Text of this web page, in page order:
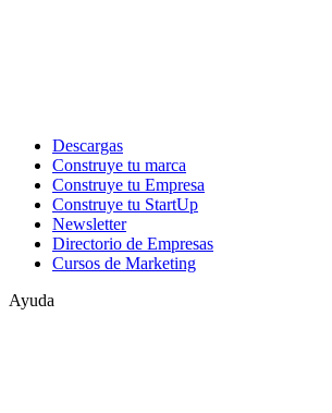
Descargas
Construye tu marca
Construye tu Empresa
Construye tu StartUp
Newsletter
Directorio de Empresas
Cursos de Marketing
Ayuda